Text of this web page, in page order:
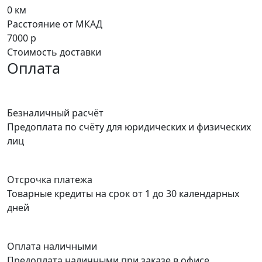
0 км
Расстояние от МКАД
7000 р
Стоимость доставки
Оплата
Безналичный расчёт
Предоплата по счёту для юридических и физических
лиц
Отсрочка платежа
Товарные кредиты на срок от 1 до 30 календарных
дней
Оплата наличными